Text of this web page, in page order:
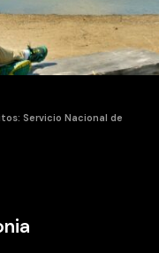
Servicio Nacional de